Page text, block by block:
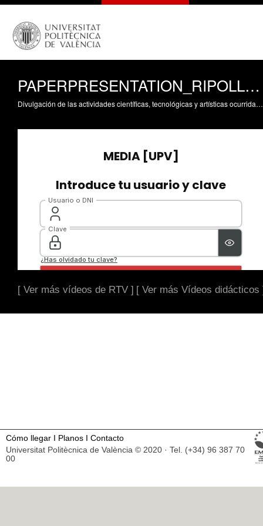
PAPERPRESENTATION_RIPOLL_ROCIO
Divulgación de las actividades científicas, tecnológicas y artísticas ocurridas en los tres campus de la UPV
[ Ver más vídeos de RTV ] [ Ver más Vídeos didácticos
Cómo llegar I Planos I Contacto
Universitat Politècnica de València © 2020 · Tel. (+34) 96 387 70
00